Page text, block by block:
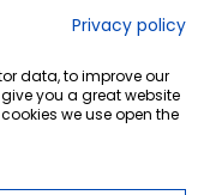
Privacy policy
data, to improve our
you a great website
we use open the